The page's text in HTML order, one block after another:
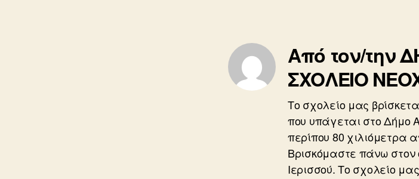
Από τον/την
ΣΧΟΛΕΙΟ
Το σχολείο μας
που υπάγεται στο Δήμο
περίπου 80 χιλιόμετρα
Βρισκόμαστε πάνω στον
Ιερισσού. Το σχολείο